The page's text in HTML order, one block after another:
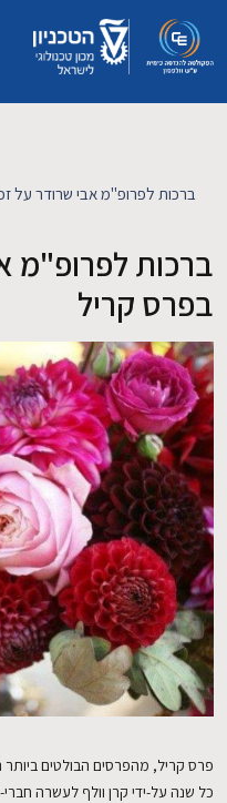
EN
מחקר
חדשות ואירועים
קשרי תעשייה
צרו קשר
ברכות לפרופ"מ אבי שרודר על
ברכות לפרופ"מ
בפרס קריל
פרס קריל, מהפרסים הבולטים
כל שנה על-ידי קרן וולף לעשרה